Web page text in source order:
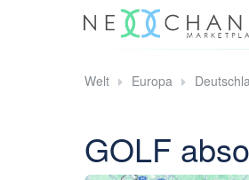
Welt Europa
GOLF